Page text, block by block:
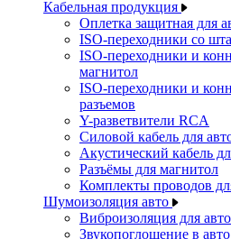
Кабельная продукция
Оплетка защитная для
ISO-переходники со
ISO-переходники и
магнитол
ISO-переходники и
разъемов
Y-разветвители RCA
Силовой кабель для
Акустический кабель
Разъёмы для магнитол
Комплекты проводов
Шумоизоляция авто
Виброизоляция для авто
Звукопоглощение в авто